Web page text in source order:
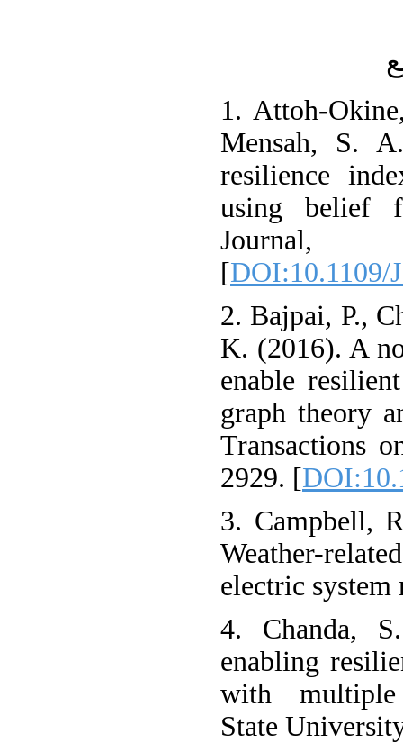
1. Attoh-
Mensah, S.
resilience
using belief
Journal,
[DOI:10.1109/
2. Bajpai, P.,
K. (2016). A
enable
graph theory
Transactions
2929. [
3. Campbell,
Weather-
electric system
4. Chanda,
enabling
with multiple
State